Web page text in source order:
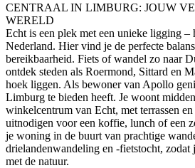
CENTRAAL IN LIMBURG: JOUW
WERELD
Echt is een plek met een unieke ligging –
Nederland. Hier vind je de perfecte
bereikbaarheid. Fiets of wandel zo naar
ontdek steden als Roermond, Sittard en
hoek liggen. Als bewoner van Apollo
Limburg te bieden heeft. Je woont
winkelcentrum van Echt, met terrassen
uitnodigen voor een koffie, lunch of een
je woning in de buurt van prachtige
drielandenwandeling en -fietstocht,
met de natuur.